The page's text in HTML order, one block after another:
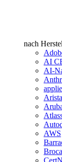
nach
AI
AI-
Arista
AWS